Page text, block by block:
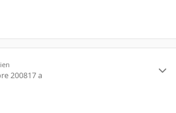
200817 a